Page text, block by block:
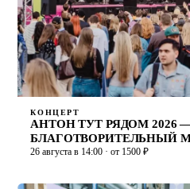
КОНЦЕРТ
АНТОН ТУТ РЯДОМ 2026
БЛАГОТВОРИТЕЛЬНЫЙ
26 августа в 14:00 · от 1500 ₽